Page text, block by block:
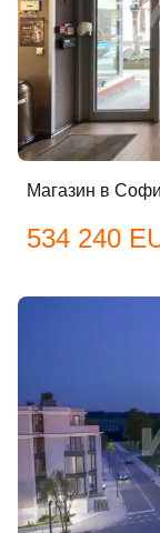
Магазин в
534 240